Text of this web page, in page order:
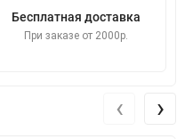
Бесплатная доставка
При заказе от 2000р.
‹ ›